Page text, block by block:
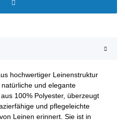
hochwertiger Leinenstruktur
und elegante
100% Polyester, überzeugt
und pflegeleichte
Leinen erinnert. Sie ist in